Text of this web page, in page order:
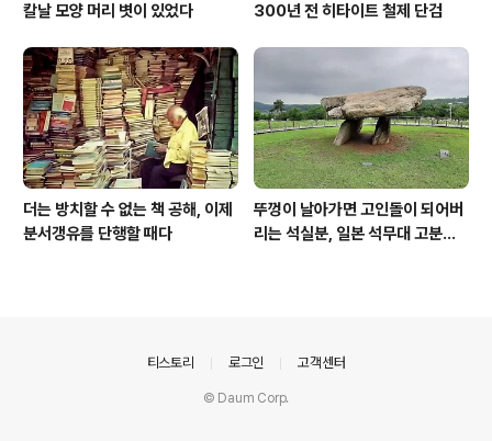
칼날 모양 머리 볏이 있었다
300년 전 히타이트 철제 단검
더는 방치할 수 없는 책 공해, 이제
분서갱유를 단행할 때다
뚜껑이 날아가면 고인돌이 되어버
리는 석실분, 일본 석무대 고분의
티스토리 로그인 고객센터
© Daum Corp.